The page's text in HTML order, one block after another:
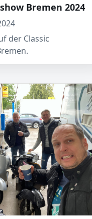
Bremen 2024
der Classic